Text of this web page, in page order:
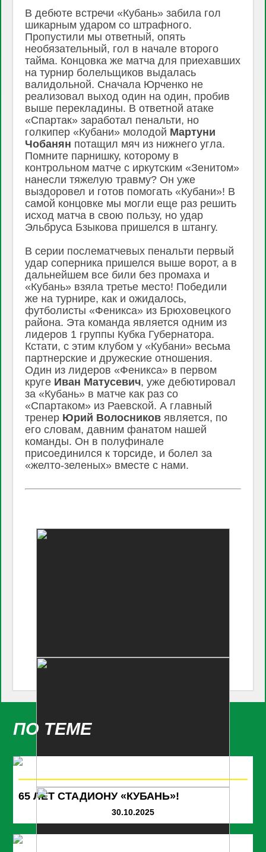
В дебюте встречи «Кубань» забила гол
шикарным ударом со штрафного.
Пропустили мы ответный, опять
необязательный, гол в начале второго
тайма. Концовка же матча для приехавших
на турнир болельщиков выдалась
валидольной. Сначала Юрченко не
реализовал выход один на один, пробив
выше перекладины. В ответной атаке
«Спартак» заработал пенальти, но
голкипер «Кубани» молодой Мартуни
Чобанян потащил мяч из нижнего угла.
Помните парнишку, которому в
контрольном матче с иркутским «Зенитом»
нанесли тяжелую травму? Он уже
выздоровел и готов помогать «Кубани»! В
самой концовке мы могли еще раз решить
исход матча в свою пользу, но удар
Эльбруса Бзыкова пришелся в штангу.
В серии послематчевых пенальти первый
удар соперника пришелся выше ворот, а в
дальнейшем все били без промаха и
«Кубань» взяла третье место! Победили
же на турнире, как и ожидалось,
футболисты «Феникса» из Брюховецкого
района. Эта команда является одним из
лидеров 1 группы Кубка Губернатора.
Кстати, с этим клубом у «Кубани» весьма
партнерские и дружеские отношения.
Один из лидеров «Феникса» в первом
круге Иван Матусевич, уже дебютировал
за «Кубань» в матче как раз со
«Спартаком» из Раевской. А главный
тренер Юрий Волосников является, по
его словам, давним фанатом нашей
команды. Он в полуфинале
присоединился к торсиде, и болел за
«желто-зеленых» вместе с нами.
ПО ТЕМЕ
65 ЛЕТ СТАДИОНУ «КУБАНЬ»!
30.10.2025